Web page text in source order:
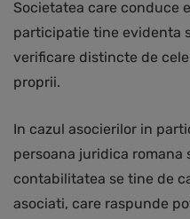
Societatea care conduce
participatie tine evidenta
verificare distincte de
proprii.
In cazul asocierilor in
persoana juridica romana
contabilitatea se tine de
asociati, care raspunde